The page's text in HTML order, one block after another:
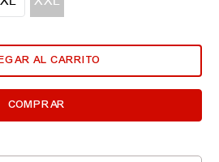
AL CARRITO
COMPRAR